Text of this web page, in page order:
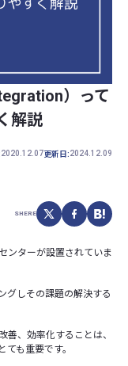
）って
解説
2020.12.07更新日:2024.12.09
SHERE
ンターが設置されていま
グしその課題の解決する
善、効率化することは、
も重要です。